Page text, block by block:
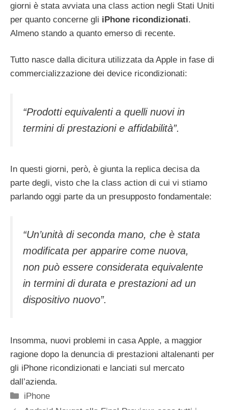
giorni è stata avviata una class action negli Stati Uniti
per quanto concerne gli iPhone ricondizionati.
Almeno stando a quanto emerso di recente.
Tutto nasce dalla dicitura utilizzata da Apple in fase di
commercializzazione dei device ricondizionati:
“Prodotti equivalenti a quelli nuovi in
termini di prestazioni e affidabilità”.
In questi giorni, però, è giunta la replica decisa da
parte degli, visto che la class action di cui vi stiamo
parlando oggi parte da un presupposto fondamentale:
“Un’unità di seconda mano, che è stata
modificata per apparire come nuova,
non può essere considerata equivalente
in termini di durata e prestazioni ad un
dispositivo nuovo”.
Insomma, nuovi problemi in casa Apple, a maggior
ragione dopo la denuncia di prestazioni altalenanti per
gli iPhone ricondizionati e lanciati sul mercato
dall’azienda.
Categorie
iPhone